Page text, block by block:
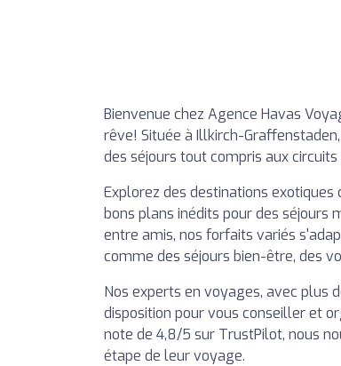
Bienvenue chez Agence Havas
rêve! Située à Illkirch-
des séjours tout compris aux
Explorez des destinations
bons plans inédits pour des séjours
entre amis, nos forfaits variés
comme des séjours bien-être, des
Nos experts en voyages, avec plus
disposition pour vous conseiller et
note de 4,8/5 sur TrustPilot, nous
étape de leur voyage.